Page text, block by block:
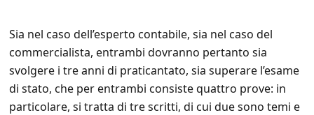
Sia nel caso dell’esperto contabile, sia nel caso del
commercialista, entrambi dovranno pertanto sia
svolgere i tre anni di praticantato, sia superare l’esame
di stato, che per entrambi consiste quattro prove: in
particolare, si tratta di tre scritti, di cui due sono temi e